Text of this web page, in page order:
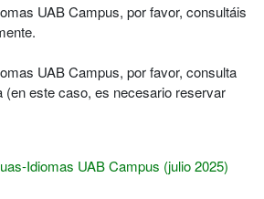
UAB Campus, por favor, consultáis
UAB Campus, por favor, consulta
(en este caso, es necesario reservar
Idiomas UAB Campus (julio 2025)